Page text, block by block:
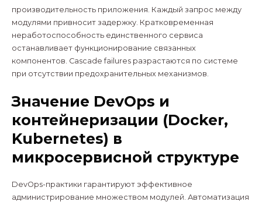
производительность приложения. Каждый запрос между
модулями привносит задержку. Кратковременная
неработоспособность единственного сервиса
останавливает функционирование связанных
компонентов. Cascade failures разрастаются по системе
при отсутствии предохранительных механизмов.
Значение DevOps и
контейнеризации (Docker,
Kubernetes) в
микросервисной структуре
DevOps-практики гарантируют эффективное
администрирование множеством модулей. Автоматизация